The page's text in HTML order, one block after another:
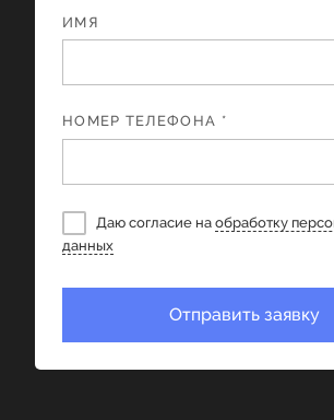
ИМЯ
НОМЕР ТЕЛЕФОНА *
Даю согласие на обработку
данных
Отправить заявку